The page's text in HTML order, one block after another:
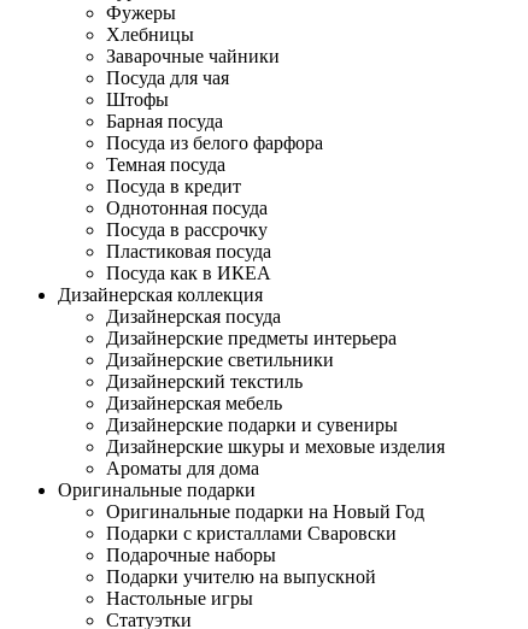
Фужеры
Хлебницы
Заварочные чайники
Посуда для чая
Штофы
Барная посуда
Посуда из белого фарфора
Темная посуда
Посуда в кредит
Однотонная посуда
Посуда в рассрочку
Пластиковая посуда
Посуда как в ИКЕА
Дизайнерская коллекция
Дизайнерская посуда
Дизайнерские предметы интерьера
Дизайнерские светильники
Дизайнерский текстиль
Дизайнерская мебель
Дизайнерские подарки и сувениры
Дизайнерские шкуры и меховые изделия
Ароматы для дома
Оригинальные подарки
Оригинальные подарки на Новый Год
Подарки с кристаллами Сваровски
Подарочные наборы
Подарки учителю на выпускной
Настольные игры
Статуэтки